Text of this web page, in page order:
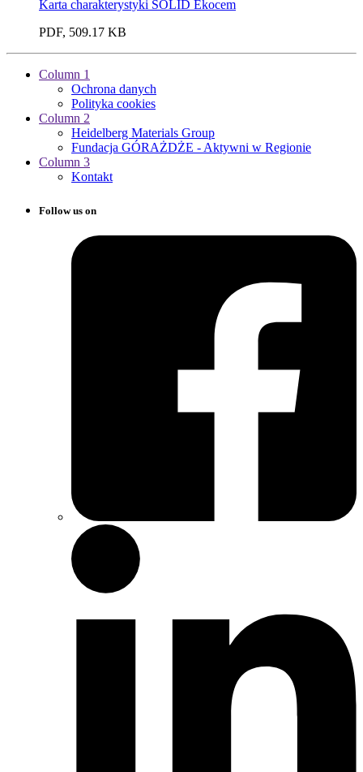
Karta charakterystyki SOLID Ekocem
PDF, 509.17 KB
Column 1
Ochrona danych
Polityka cookies
Column 2
Heidelberg Materials Group
Fundacja GÓRAŻDŻE - Aktywni w Regionie
Column 3
Kontakt
Follow us on